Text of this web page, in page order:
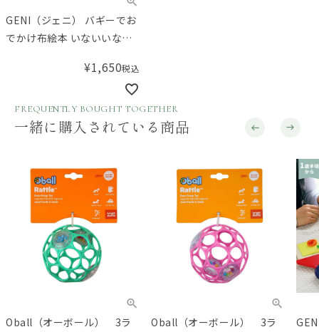
GENI（ジェニ） バギーでお
でかけ布絵本 いないいない
¥1,650税込
FREQUENTLY BOUGHT TOGETHER
一緒に購入されている商品
Oball（オーボール） 3ラ
Oball（オーボール） 3ラ